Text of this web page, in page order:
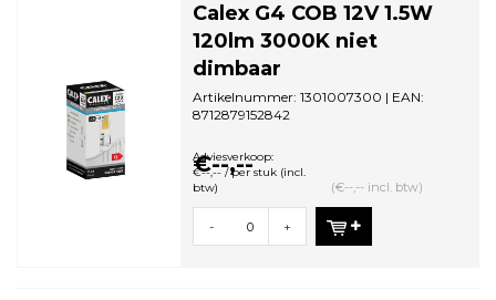
Calex G4 COB 12V 1.5W
120lm 3000K niet
dimbaar
Artikelnummer: 1301007300 | EAN:
8712879152842
€--,--
Adviesverkoop:
€--,-- / per stuk (incl.
btw)
(€--,-- incl. btw)
- +